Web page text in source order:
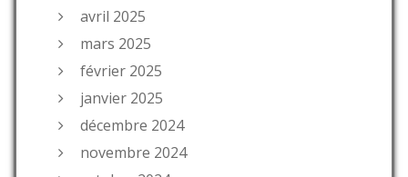
avril 2025
mars 2025
février 2025
janvier 2025
décembre 2024
novembre 2024